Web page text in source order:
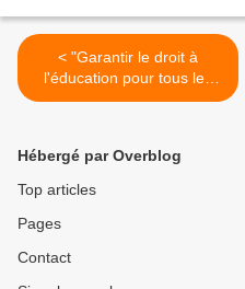
< "Garantir le droit à
l'éducation pour tous les
enfants dans le respect des
l'enseignement" (Dossier
mis en ligne par le
Hébergé par Overblog
Top articles
Pages
Contact